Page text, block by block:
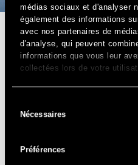
médias sociaux et d'analyser
également des informations
avec nos partenaires de
d'analyse, qui peuvent
informations que vous leur
collectées lors de votre
duNécessaires
Préférences
ELECTRO HOUSE – FR
Musicien électro baignant
violente, est la combinaison
sens de la mélodie
international. Il s’associe